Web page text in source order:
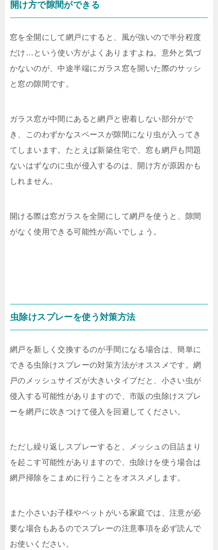
開け方で隙間ができる
窓を全開にして網戸にすると、風が強いので半分程度
だけ…という使い方がよくありますよね。意外と気づ
かないのが、中途半端にガラス窓を開いた際のサッシ
と窓の隙間です。
ガラス窓が中間にあると網戸と密着しない部分がで
き、このわずかなスペースが隙間になり虫が入ってき
てしまいます。たとえば新築住宅で、窓も網戸も問題
ないはずなのに虫が侵入するのは、開け方が原因かも
しれません。
開ける際は窓ガラスを全開にして網戸を使うと、隙間
がなく使用できる可能性が高いでしょう。
虫除けスプレーを使う対策方法
網戸を新しく交換するのが手間になる場合は、簡単に
できる虫除けスプレーの対策方法がオススメです。網
戸のメッシュサイズが大きいタイプだと、小さい虫が
侵入する可能性がありますので、市販の虫除けスプレ
ーを網戸に吹きつけて侵入を回避してください。
ただし繰り返しスプレーすると、メッシュの目詰まり
を起こす可能性がありますので、虫除けを使う場合は
網戸掃除をこまめに行うことをオススメします。
また小さいお子様やペットがいる家庭では、注意が必
要な場合もあるのでスプレーの注意事項を必ず読んで
お使いください。